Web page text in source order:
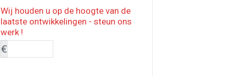
Wij houden u op de hoogte van de
laatste ontwikkelingen - steun ons
werk !
€